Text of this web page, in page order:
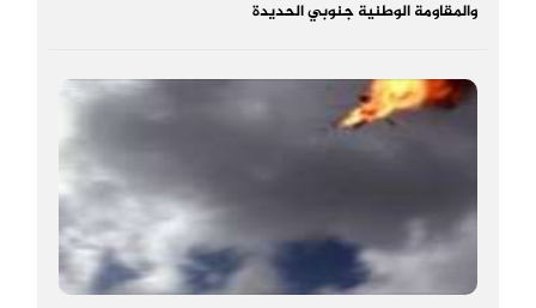
والمقاومة الوطنية جنوبي الحديدة